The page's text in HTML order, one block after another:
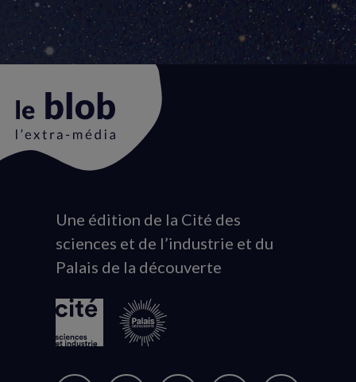
Animation
du
logo
Une édition de la Cité des
sciences et de l’industrie et du
Palais de la découverte